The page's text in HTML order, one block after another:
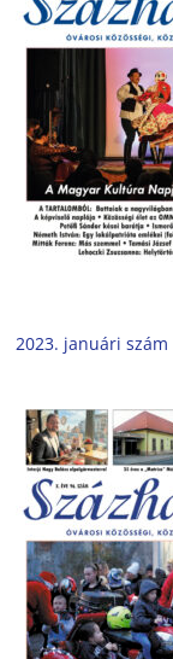
2023. januári szám